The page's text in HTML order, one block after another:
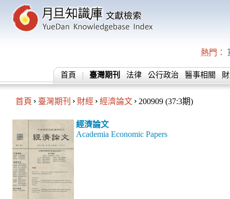
熱門：
首頁 臺灣期刊 法律 公行政治 醫事相關
首頁 臺灣期刊 財經 經濟論文 200909 (37:3期)
經濟論文
Academia Economic Papers